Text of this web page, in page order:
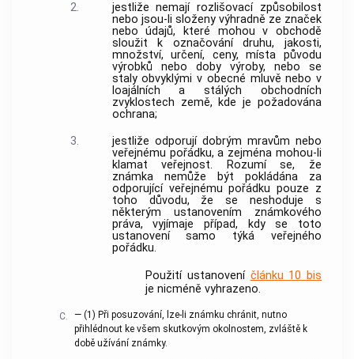
2.
jestliže nemají rozlišovací způsobilost
nebo jsou-li složeny výhradně ze značek
nebo údajů, které mohou v obchodě
sloužit k označování druhu, jakosti,
množství, určení, ceny, místa původu
výrobků nebo doby výroby, nebo se
staly obvyklými v obecné mluvě nebo v
loajálních a stálých obchodních
zvyklostech země, kde je požadována
ochrana;
3.
jestliže odporují dobrým mravům nebo
veřejnému pořádku, a zejména mohou-li
klamat veřejnost. Rozumí se, že
známka nemůže být pokládána za
odporující veřejnému pořádku pouze z
toho důvodu, že se neshoduje s
některým ustanovením známkového
práva, vyjímaje případ, kdy se toto
ustanovení samo týká veřejného
pořádku.
Použití ustanovení článku 10 bis
je nicméně vyhrazeno.
C.
— (1) Při posuzování, lze-li známku chránit, nutno
přihlédnout ke všem skutkovým okolnostem, zvláště k
době užívání známky.